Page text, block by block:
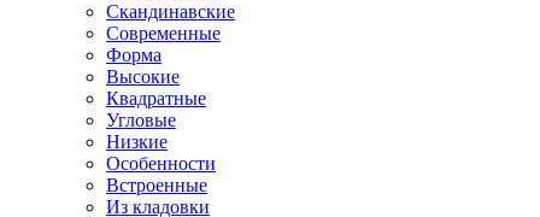
Скандинавские
Современные
Форма
Высокие
Квадратные
Угловые
Низкие
Особенности
Встроенные
Из кладовки